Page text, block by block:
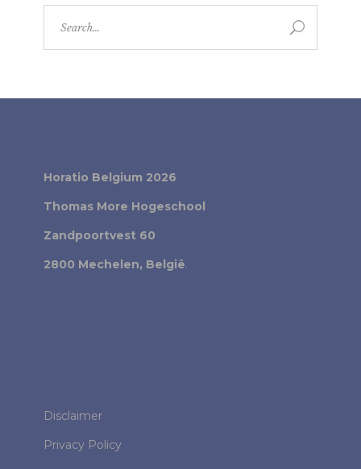
Horatio Belgium 2026
Thomas More Hogeschool
Zandpoortvest 60
2800 Mechelen, België.
Disclaimer
Privacy Policy